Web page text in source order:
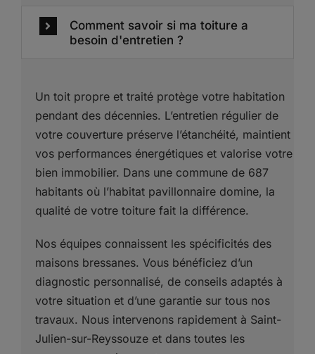
Comment savoir si ma toiture a
besoin d'entretien ?
Un toit propre et traité protège votre habitation
pendant des décennies. L’entretien régulier de
votre couverture préserve l’étanchéité, maintient
vos performances énergétiques et valorise votre
bien immobilier. Dans une commune de 687
habitants où l’habitat pavillonnaire domine, la
qualité de votre toiture fait la différence.
Nos équipes connaissent les spécificités des
maisons bressanes. Vous bénéficiez d’un
diagnostic personnalisé, de conseils adaptés à
votre situation et d’une garantie sur tous nos
travaux. Nous intervenons rapidement à Saint-
Julien-sur-Reyssouze et dans toutes les